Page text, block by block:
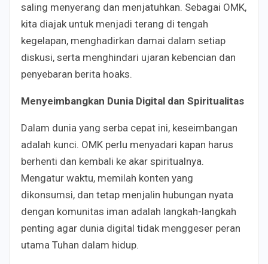
saling menyerang dan menjatuhkan. Sebagai OMK,
kita diajak untuk menjadi terang di tengah
kegelapan, menghadirkan damai dalam setiap
diskusi, serta menghindari ujaran kebencian dan
penyebaran berita hoaks.
Menyeimbangkan Dunia Digital dan Spiritualitas
Dalam dunia yang serba cepat ini, keseimbangan
adalah kunci. OMK perlu menyadari kapan harus
berhenti dan kembali ke akar spiritualnya.
Mengatur waktu, memilah konten yang
dikonsumsi, dan tetap menjalin hubungan nyata
dengan komunitas iman adalah langkah-langkah
penting agar dunia digital tidak menggeser peran
utama Tuhan dalam hidup.